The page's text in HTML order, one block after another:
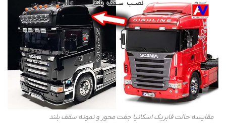
مقایسه حالت فابریک اسکانیا جفت محور و نمونه سقف بلند